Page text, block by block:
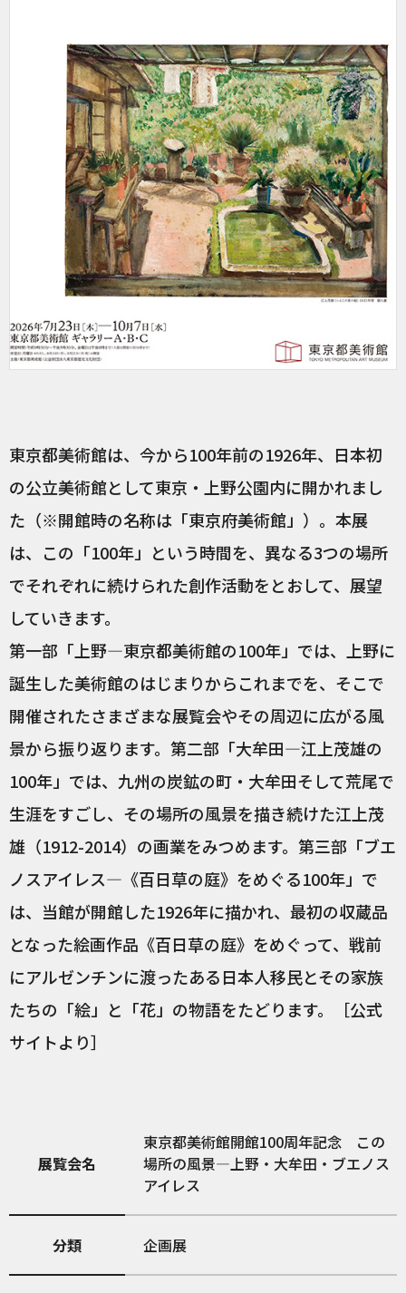
東京都美術館は、今から100年前の1926年、日本初
の公立美術館として東京・上野公園内に開かれまし
た（※開館時の名称は「東京府美術館」）。本展
は、この「100年」という時間を、異なる3つの場所
でそれぞれに続けられた創作活動をとおして、展望
していきます。
第一部「上野—東京都美術館の100年」では、上野に
誕生した美術館のはじまりからこれまでを、そこで
開催されたさまざまな展覧会やその周辺に広がる風
景から振り返ります。第二部「大牟田—江上茂雄の
100年」では、九州の炭鉱の町・大牟田そして荒尾で
生涯をすごし、その場所の風景を描き続けた江上茂
雄（1912-2014）の画業をみつめます。第三部「ブエ
ノスアイレス―《百日草の庭》をめぐる100年」で
は、当館が開館した1926年に描かれ、最初の収蔵品
となった絵画作品《百日草の庭》をめぐって、戦前
にアルゼンチンに渡ったある日本人移民とその家族
たちの「絵」と「花」の物語をたどります。［公式
サイトより］
展覧会名
東京都美術館開館100周年記念 この
場所の風景―上野・大牟田・ブエノス
アイレス
分類 企画展